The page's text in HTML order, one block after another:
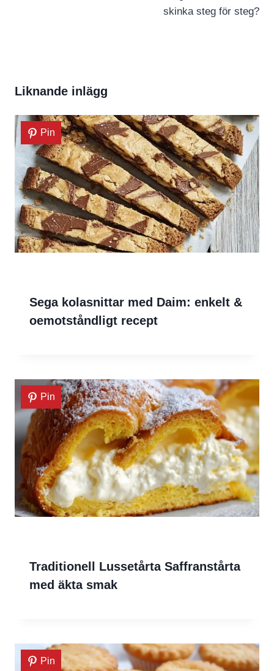
skinka steg för steg?
Liknande inlägg
Pin
Sega kolasnittar med Daim: enkelt &
oemotståndligt recept
Pin
Traditionell Lussetårta Saffranstårta
med äkta smak
Pin